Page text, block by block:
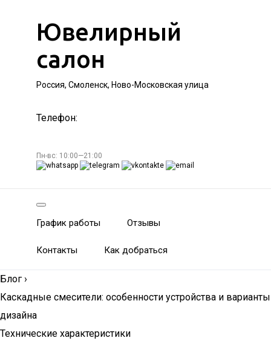
Ювелирный
салон
Россия, Смоленск, Ново-Московская улица
Телефон:
Пн-вс: 10:00—21:00
График работы Отзывы
Контакты Как добраться
Блог ›
Каскадные смесители: особенности устройства и варианты
дизайна
Технические характеристики